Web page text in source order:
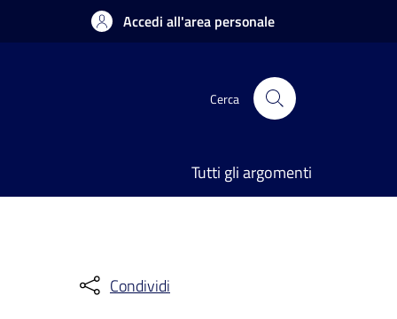
Accedi all'area personale
Cerca
Tutti gli argomenti
Condividi